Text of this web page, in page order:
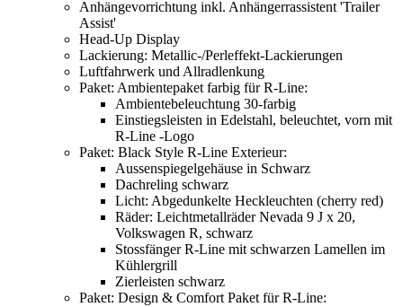
Anhängevorrichtung inkl. Anhängerrassistent 'Trailer
Assist'
Head-Up Display
Lackierung: Metallic-/Perleffekt-Lackierungen
Luftfahrwerk und Allradlenkung
Paket: Ambientepaket farbig für R-Line:
Ambientebeleuchtung 30-farbig
Einstiegsleisten in Edelstahl, beleuchtet, vorn mit
R-Line -Logo
Paket: Black Style R-Line Exterieur:
Aussenspiegelgehäuse in Schwarz
Dachreling schwarz
Licht: Abgedunkelte Heckleuchten (cherry red)
Räder: Leichtmetallräder Nevada 9 J x 20,
Volkswagen R, schwarz
Stossfänger R-Line mit schwarzen Lamellen im
Kühlergrill
Zierleisten schwarz
Paket: Design & Comfort Paket für R-Line: